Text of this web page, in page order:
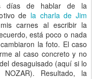
días de hablar de la
de la charla de Jim
carnes al escribir la
está poco o nada
la foto. El caso
al caso concreto y no
desaguisado (aquí si lo
Resultado, la